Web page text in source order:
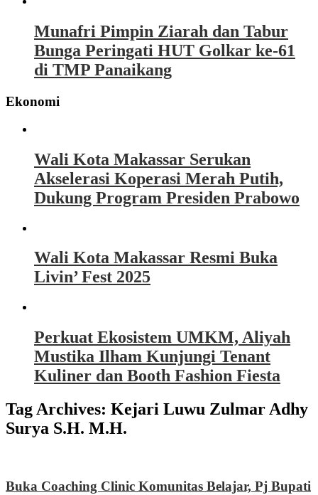
Munafri Pimpin Ziarah dan Tabur
Bunga Peringati HUT Golkar ke-61
di TMP Panaikang
Ekonomi
Wali Kota Makassar Serukan
Akselerasi Koperasi Merah Putih,
Dukung Program Presiden Prabowo
Wali Kota Makassar Resmi Buka
Livin’ Fest 2025
Perkuat Ekosistem UMKM, Aliyah
Mustika Ilham Kunjungi Tenant
Kuliner dan Booth Fashion Fiesta
Tag Archives: Kejari Luwu Zulmar Adhy
Surya S.H. M.H.
Buka Coaching Clinic Komunitas Belajar, Pj Bupati